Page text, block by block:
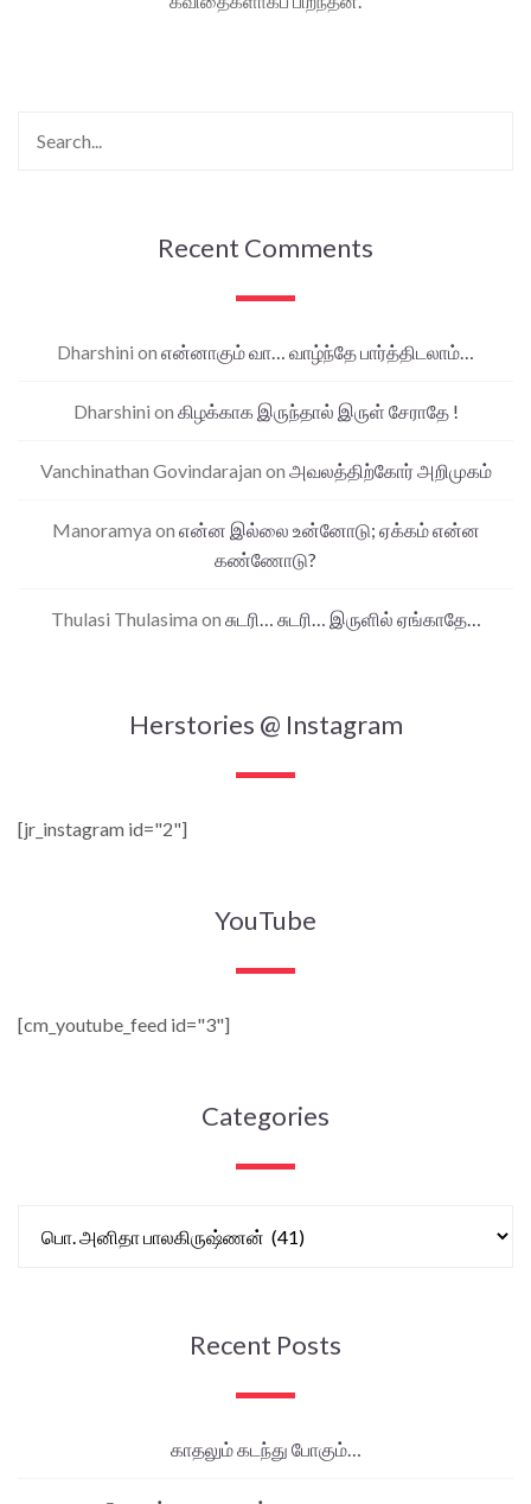
Recent Comments
Dharshini on என்னாகும் வா… வாழ்ந்தே பார்த்திடலாம்…
Dharshini on கிழக்காக இருந்தால் இருள் சேராதே !
Vanchinathan Govindarajan on அவலத்திற்கோர் அறிமுகம்
Manoramya on என்ன இல்லை உன்னோடு; ஏக்கம் என்ன
கண்ணோடு?
Thulasi Thulasima on சுடரி… சுடரி… இருளில் ஏங்காதே…
Herstories @ Instagram
[jr_instagram id="2"]
YouTube
[cm_youtube_feed id="3"]
Categories
Recent Posts
காதலும் கடந்து போகும்…